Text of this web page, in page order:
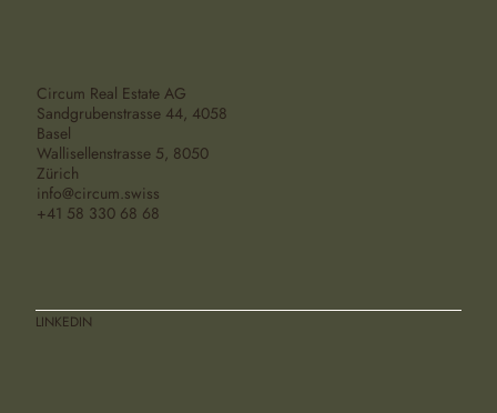
Neubau- & Sanierungsprojekt in
Circum Real Estate AG
Sandgrubenstrasse 44, 4058
Basel
Wallisellenstrasse 5, 8050
Zürich
info@circum.swiss
+41 58 330 68 68
LINKEDIN